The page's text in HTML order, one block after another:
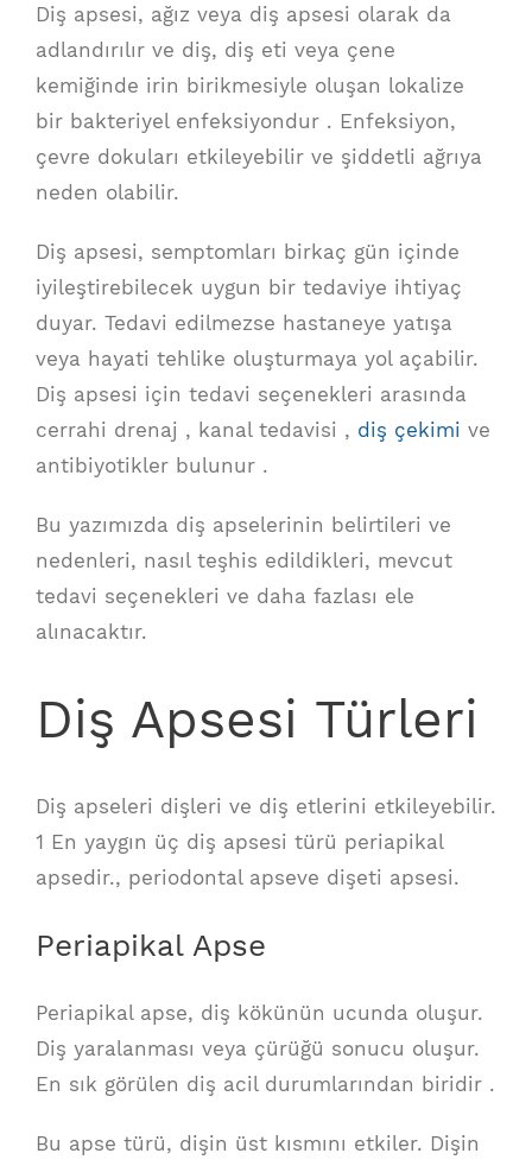
Diş apsesi, ağız veya diş apsesi olarak da
adlandırılır ve diş, diş eti veya çene
kemiğinde irin birikmesiyle oluşan lokalize
bir bakteriyel enfeksiyondur . Enfeksiyon,
çevre dokuları etkileyebilir ve şiddetli ağrıya
neden olabilir.
Diş apsesi, semptomları birkaç gün içinde
iyileştirebilecek uygun bir tedaviye ihtiyaç
duyar. Tedavi edilmezse hastaneye yatışa
veya hayati tehlike oluşturmaya yol açabilir.
Diş apsesi için tedavi seçenekleri arasında
cerrahi drenaj , kanal tedavisi , diş çekimi ve
antibiyotikler bulunur .
Bu yazımızda diş apselerinin belirtileri ve
nedenleri, nasıl teşhis edildikleri, mevcut
tedavi seçenekleri ve daha fazlası ele
alınacaktır.
Diş Apsesi Türleri
Diş apseleri dişleri ve diş etlerini etkileyebilir.
1 En yaygın üç diş apsesi türü periapikal
apsedir., periodontal apseve dişeti apsesi.
Periapikal Apse
Periapikal apse, diş kökünün ucunda oluşur.
Diş yaralanması veya çürüğü sonucu oluşur.
En sık görülen diş acil durumlarından biridir .
Bu apse türü, dişin üst kısmını etkiler. Dişin